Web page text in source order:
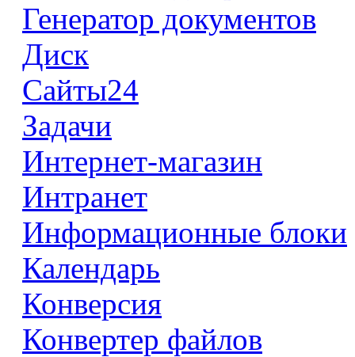
Генератор документов
Диск
Сайты24
Задачи
Интернет-магазин
Интранет
Информационные блоки
Календарь
Конверсия
Конвертер файлов